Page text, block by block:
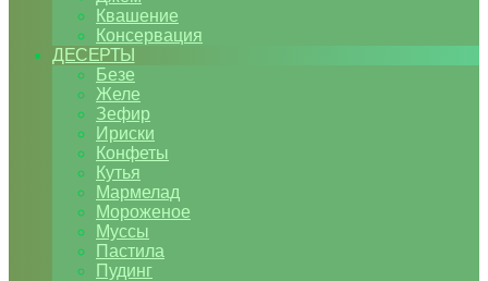
Квашение
Консервация
ДЕСЕРТЫ
Безе
Желе
Зефир
Ириски
Конфеты
Кутья
Мармелад
Мороженое
Муссы
Пастила
Пудинг